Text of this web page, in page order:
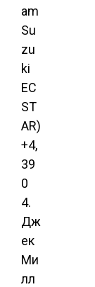
am
Su
zu
ki
EC
ST
AR)
+4,
39
0
4.
Дж
ек
Ми
лл